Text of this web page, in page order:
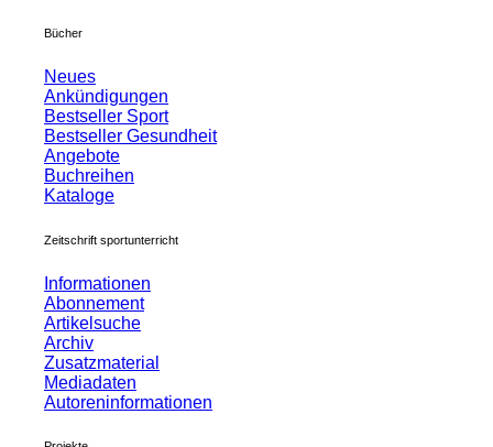
Bücher
Neues
Ankündigungen
Bestseller Sport
Bestseller Gesundheit
Angebote
Buchreihen
Kataloge
Zeitschrift sportunterricht
Informationen
Abonnement
Artikelsuche
Archiv
Zusatzmaterial
Mediadaten
Autoreninformationen